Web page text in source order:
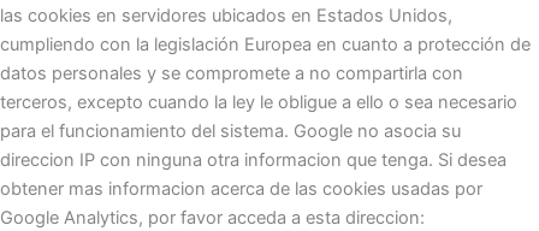
las cookies en servidores ubicados en Estados Unidos,
cumpliendo con la legislación Europea en cuanto a protección de
datos personales y se compromete a no compartirla con
terceros, excepto cuando la ley le obligue a ello o sea necesario
para el funcionamiento del sistema. Google no asocia su
direccion IP con ninguna otra informacion que tenga. Si desea
obtener mas informacion acerca de las cookies usadas por
Google Analytics, por favor acceda a esta direccion: